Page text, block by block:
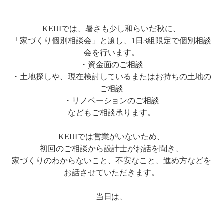
KEIJIでは、暑さも少し和らいだ秋に、
「家づくり個別相談会」と題し、1日3組限定で個別相談
会を行います。
・資金面のご相談
・土地探しや、現在検討しているまたはお持ちの土地の
ご相談
・リノベーションのご相談
などもご相談承ります。
KEIJIでは営業がいないため、
初回のご相談から設計士がお話を聞き、
家づくりのわからないこと、不安なこと、進め方などを
お話させていただきます。
当日は、